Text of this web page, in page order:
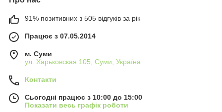
91% позитивних з 505 відгуків за рік
Працює з 07.05.2014
м. Суми
ул. Харьковская 105, Суми, Україна
Контакти
Сьогодні працює з 10:00 до 15:00
Показати весь графік роботи